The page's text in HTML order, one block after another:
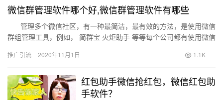
微信群管理软件哪个好,微信群管理软件有哪些
管理多个微信社区，有一种最简洁，最有效的方法，是使用微信
群组管理工具，例如， 简群宝 火炬助手 等等每个公司都有使用微信
推广引流 2020年11月1日 1.1K
红包助手微信抢红包，微信红包助
手软件？